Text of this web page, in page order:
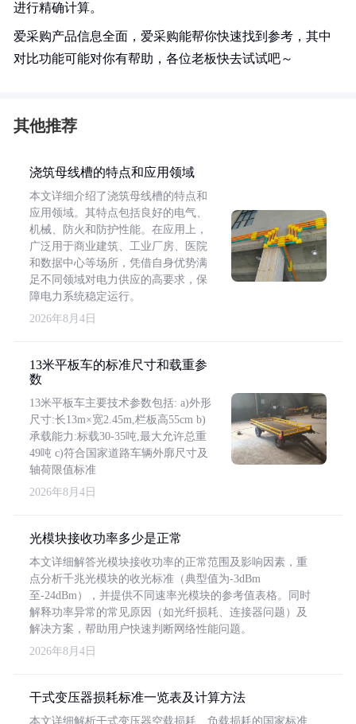
进行精确计算。
爱采购产品信息全面，爱采购能帮你快速找到参考，其中
对比功能可能对你有帮助，各位老板快去试试吧～
其他推荐
浇筑母线槽的特点和应用领域
本文详细介绍了浇筑母线槽的特点和
应用领域。其特点包括良好的电气、
机械、防火和防护性能。在应用上，
广泛用于商业建筑、工业厂房、医院
和数据中心等场所，凭借自身优势满
足不同领域对电力供应的高要求，保
障电力系统稳定运行。
2026年8月4日
13米平板车的标准尺寸和载重参
数
13米平板车主要技术参数包括: a)外形
尺寸:长13m×宽2.45m,栏板高55cm b)
承载能力:标载30-35吨,最大允许总重
49吨 c)符合国家道路车辆外廓尺寸及
轴荷限值标准
2026年8月4日
光模块接收功率多少是正常
本文详细解答光模块接收功率的正常范围及影响因素，重
点分析千兆光模块的收光标准（典型值为-3dBm
至-24dBm），并提供不同速率光模块的参考值表格。同时
解释功率异常的常见原因（如光纤损耗、连接器问题）及
解决方案，帮助用户快速判断网络性能问题。
2026年8月4日
干式变压器损耗标准一览表及计算方法
本文详细解析干式变压器空载损耗、负载损耗的国家标准